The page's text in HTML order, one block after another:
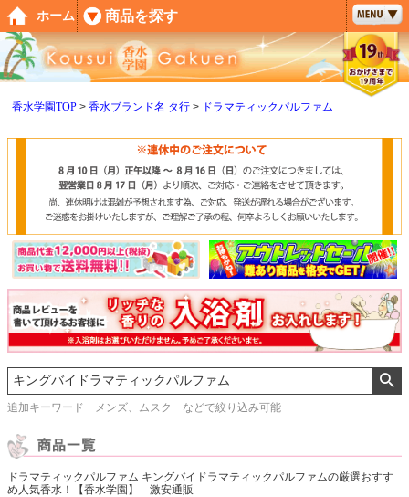
香水学園TOP 香水ブランド名 タ行 ドラマティックパルファム
追加キーワード メンズ、ムスク などで絞り込み可能
ドラマティックパルファム キングバイドラマティックパルファムの厳選おすす
め人気香水！【香水学園】 激安通販
ペー
ジト
ップ
へ
ホーム 商品を探す